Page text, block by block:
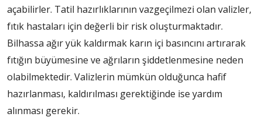
açabilirler. Tatil hazırlıklarının vazgeçilmezi olan valizler,
fıtık hastaları için değerli bir risk oluşturmaktadır.
Bilhassa ağır yük kaldırmak karın içi basıncını artırarak
fıtığın büyümesine ve ağrıların şiddetlenmesine neden
olabilmektedir. Valizlerin mümkün olduğunca hafif
hazırlanması, kaldırılması gerektiğinde ise yardım
alınması gerekir.